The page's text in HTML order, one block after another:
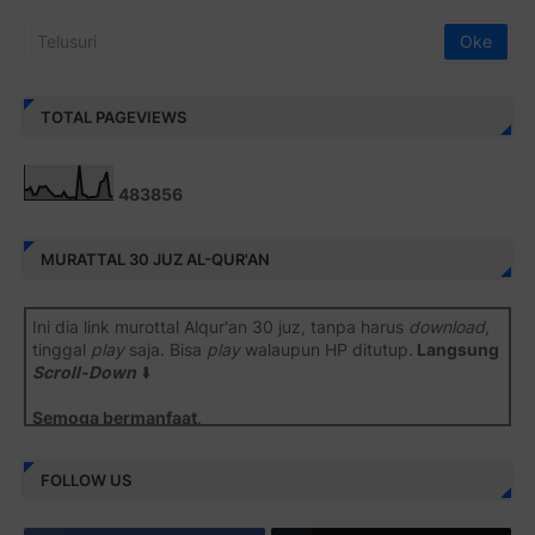
TOTAL PAGEVIEWS
483856
MURATTAL 30 JUZ AL-QUR'AN
Ini dia link murottal Alqur'an 30 juz, tanpa harus download,
tinggal playsaja. Bisa playwalaupun HP ditutup. Langsung
Scroll-Down ⬇️
Semoga bermanfaat
Juz 1 ⇨
FOLLOW US